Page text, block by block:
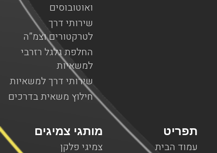
ואוטובוסים
שירותי דרך
לטרקטורים וצמ”ה
החלפת גלגל רזרבי
למשאיות
שירותי דרך למשאיות
חילוץ משאית בדרכים
מותגי צמיגים
צמיגי פלקן
תפריט
עמוד הבית